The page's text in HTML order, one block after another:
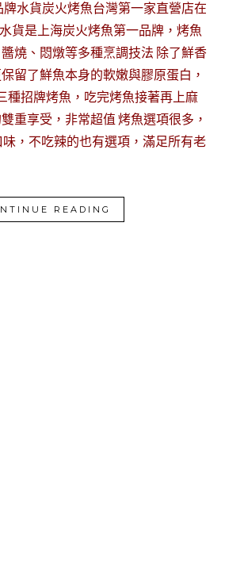
水貨炭火烤魚台灣第一家直營店在
貨是上海炭火烤魚第一品牌，烤魚
燒、悶燉等多種烹調技法 除了鮮香
留了鮮魚本身的軟嫩與膠原蛋白，
種招牌烤魚，吃完烤魚接著再上麻
重享受，非常超值 烤魚選項很多，
，不吃辣的也有選項，滿足所有老
READING